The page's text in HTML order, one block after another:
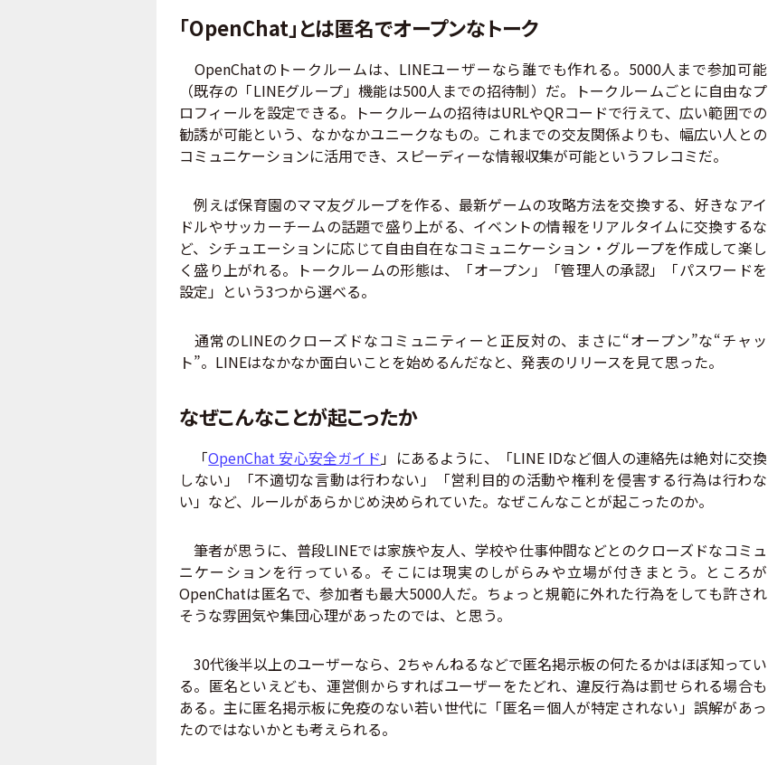
「OpenChat」とは匿名でオープンなトーク
OpenChatのトークルームは、LINEユーザーなら誰でも作れる。5000人まで参加可能
（既存の「LINEグループ」機能は500人までの招待制）だ。トークルームごとに自由なプ
ロフィールを設定できる。トークルームの招待はURLやQRコードで行えて、広い範囲での
勧誘が可能という、なかなかユニークなもの。これまでの交友関係よりも、幅広い人との
コミュニケーションに活用でき、スピーディーな情報収集が可能というフレコミだ。
例えば保育園のママ友グループを作る、最新ゲームの攻略方法を交換する、好きなアイ
ドルやサッカーチームの話題で盛り上がる、イベントの情報をリアルタイムに交換するな
ど、シチュエーションに応じて自由自在なコミュニケーション・グループを作成して楽し
く盛り上がれる。トークルームの形態は、「オープン」「管理人の承認」「パスワードを
設定」という3つから選べる。
通常のLINEのクローズドなコミュニティーと正反対の、まさに“オープン”な“チャッ
ト”。LINEはなかなか面白いことを始めるんだなと、発表のリリースを見て思った。
なぜこんなことが起こったか
「OpenChat 安心安全ガイド 」にあるように、「LINE IDなど個人の連絡先は絶対に交換
しない」「不適切な言動は行わない」「営利目的の活動や権利を侵害する行為は行わな
い」など、ルールがあらかじめ決められていた。なぜこんなことが起こったのか。
筆者が思うに、普段LINEでは家族や友人、学校や仕事仲間などとのクローズドなコミュ
ニケーションを行っている。そこには現実のしがらみや立場が付きまとう。ところが
OpenChatは匿名で、参加者も最大5000人だ。ちょっと規範に外れた行為をしても許され
そうな雰囲気や集団心理があったのでは、と思う。
30代後半以上のユーザーなら、2ちゃんねるなどで匿名掲示板の何たるかはほぼ知ってい
る。匿名といえども、運営側からすればユーザーをたどれ、違反行為は罰せられる場合も
ある。主に匿名掲示板に免疫のない若い世代に「匿名＝個人が特定されない」誤解があっ
たのではないかとも考えられる。